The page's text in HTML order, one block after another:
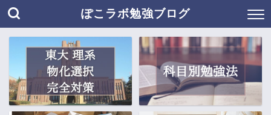
ぽこラボ勉強ブログ